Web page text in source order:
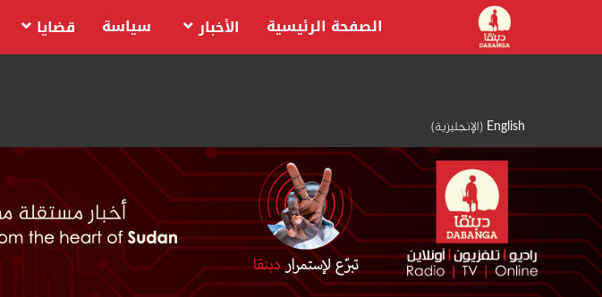
content
English
(الإنجليزية)
الصفحة الرئيسية الأخبار سياسة قضايا